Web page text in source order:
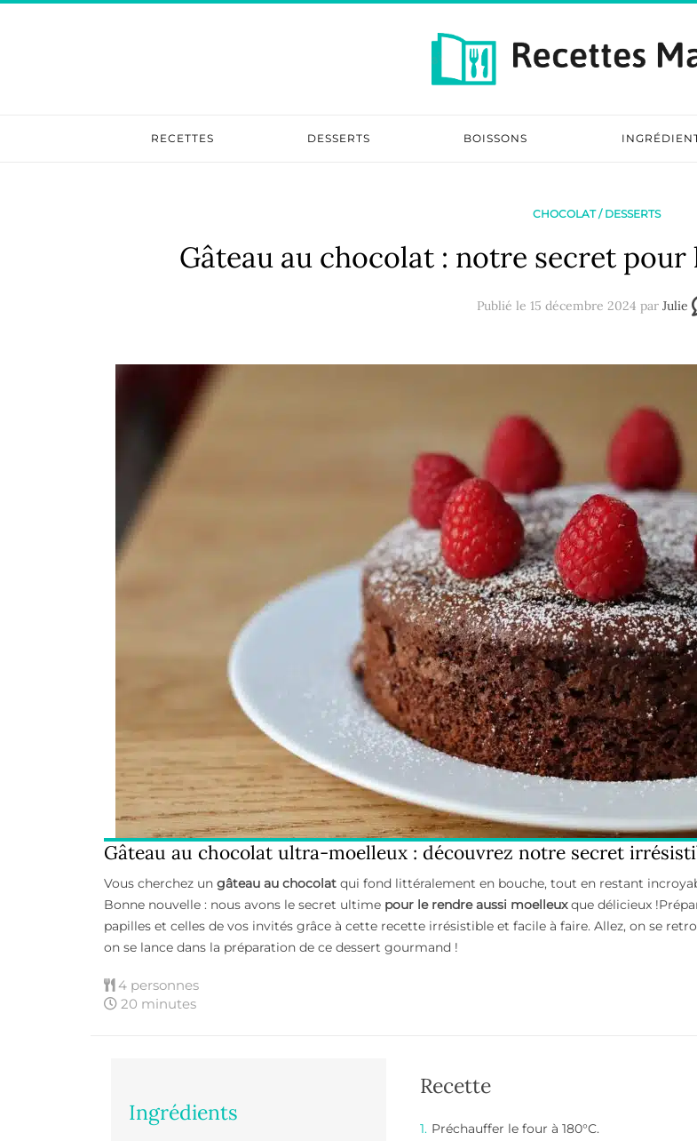
RECETTES DESSERTS BOISSONS
CHOCOLAT/ DESSERTS
Gâteau au chocolat : notre secret
Publié le 15 décembre 2024 par Julie
Gâteau au chocolat ultra-moelleux : découvrez notre secret
Vous cherchez un gâteau au chocolat qui fond littéralement en bouche, tout en restant
Bonne nouvelle : nous avons le secret ultime pour le rendre aussi moelleuxque délicieux
papilles et celles de vos invités grâce à cette recette irrésistible et facile à faire. Allez, on se
on se lance dans la préparation de ce dessert gourmand !
4 personnes
20 minutes
Ingrédients
Recette
Préchauffer le four à 180°C.